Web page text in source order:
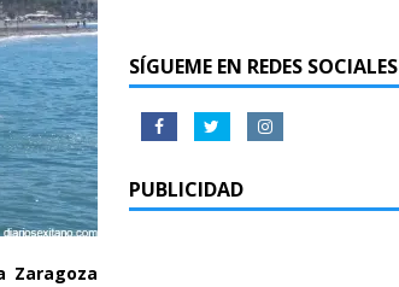
Zaragoza
SÍGUEME EN REDES SOCIALES
PUBLICIDAD